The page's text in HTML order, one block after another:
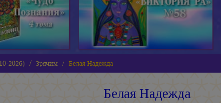
2026) Зрячим Белая Надежда
Белая Надежда